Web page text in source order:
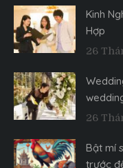
Kinh
Hợp
26
26
Bật mí
trước